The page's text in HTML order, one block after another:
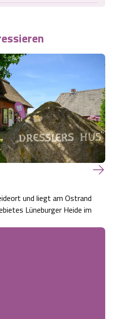
und liegt am Ostrand
Lüneburger Heide im